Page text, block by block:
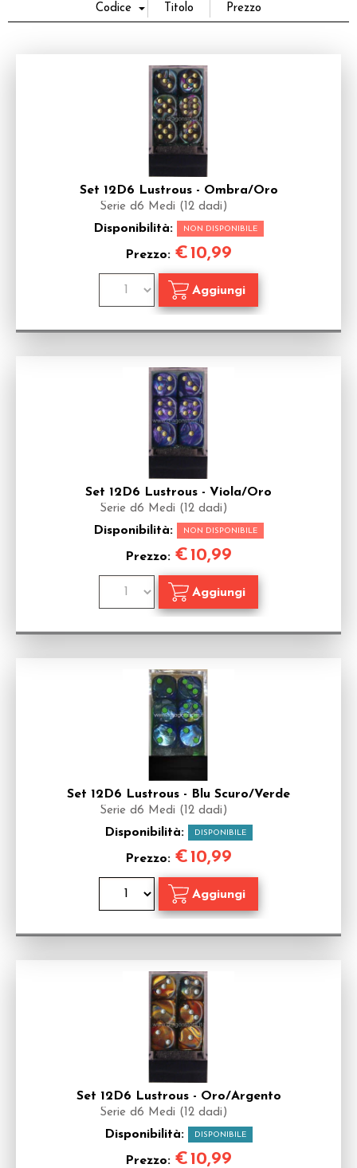
Set 12D6 Lustrous - Ombra/Oro
Serie d6 Medi (12 dadi)
Disponibilità: NON DISPONIBILE
Prezzo: €10,99
Set 12D6 Lustrous - Viola/Oro
Serie d6 Medi (12 dadi)
Disponibilità: NON DISPONIBILE
Prezzo: €10,99
Set 12D6 Lustrous - Blu Scuro/Verde
Serie d6 Medi (12 dadi)
Disponibilità: DISPONIBILE
Prezzo: €10,99
Set 12D6 Lustrous - Oro/Argento
Serie d6 Medi (12 dadi)
Disponibilità: DISPONIBILE
Prezzo: €10,99